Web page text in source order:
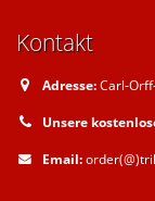
Kontakt
Adresse:Carl-
Unsere
Email: